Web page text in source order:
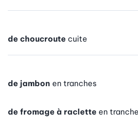
de choucroute cuite
de jambon en tranches
de fromage à raclette en